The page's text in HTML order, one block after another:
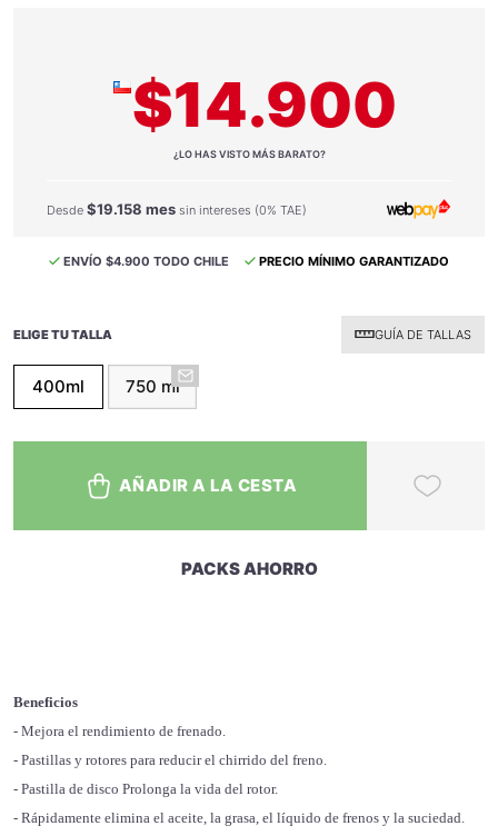
$14.900
¿LO HAS VISTO MÁS BARATO?
Desde $19.158 mes sin intereses (0% TAE)
ENVÍO $4.900 TODO CHILE PRECIO MÍNIMO GARANTIZADO
ELIGE TU TALLA GUÍA DE TALLAS
400ml 750 ml
AÑADIR A LA CESTA
PACKS AHORRO
Beneficios
- Mejora el rendimiento de frenado.
- Pastillas y rotores para reducir el chirrido del freno.
- Pastilla de disco Prolonga la vida del rotor.
- Rápidamente elimina el aceite, la grasa, el líquido de frenos y la suciedad.